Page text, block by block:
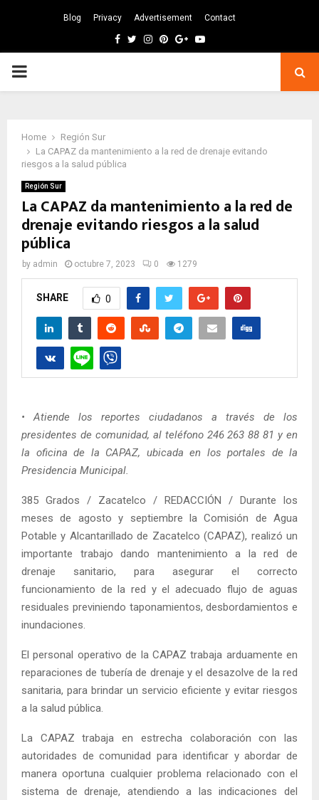
Blog Privacy Advertisement Contact
Facebook
TwitterInstagram
Pinterest
GoogleYoutube
PRIMARY
Home
Región Sur
La CAPAZ da mantenimiento a la red de drenaje evitando
riesgos a la salud pública
Región Sur
La CAPAZ da mantenimiento a la red de
drenaje evitando riesgos a la salud
pública
by admin octubre 7, 2023 0 1279
SHARE 0
• Atiende los reportes ciudadanos a través de los
presidentes de comunidad, al teléfono 246 263 88 81 y en
la oficina de la CAPAZ, ubicada en los portales de la
Presidencia Municipal.
385 Grados / Zacatelco / REDACCIÓN / Durante los
meses de agosto y septiembre la Comisión de Agua
Potable y Alcantarillado de Zacatelco (CAPAZ), realizó un
importante trabajo dando mantenimiento a la red de
drenaje sanitario, para asegurar el correcto
funcionamiento de la red y el adecuado flujo de aguas
residuales previniendo taponamientos, desbordamientos e
inundaciones.
El personal operativo de la CAPAZ trabaja arduamente en
reparaciones de tubería de drenaje y el desazolve de la red
sanitaria, para brindar un servicio eficiente y evitar riesgos
a la salud pública.
La CAPAZ trabaja en estrecha colaboración con las
autoridades de comunidad para identificar y abordar de
manera oportuna cualquier problema relacionado con el
sistema de drenaje, atendiendo a las indicaciones del